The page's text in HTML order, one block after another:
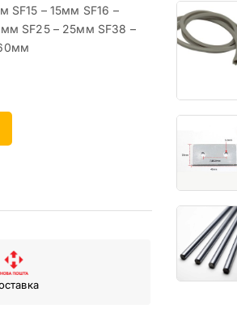
SF15 – 15мм SF16 –
SF25 – 25мм SF38 –